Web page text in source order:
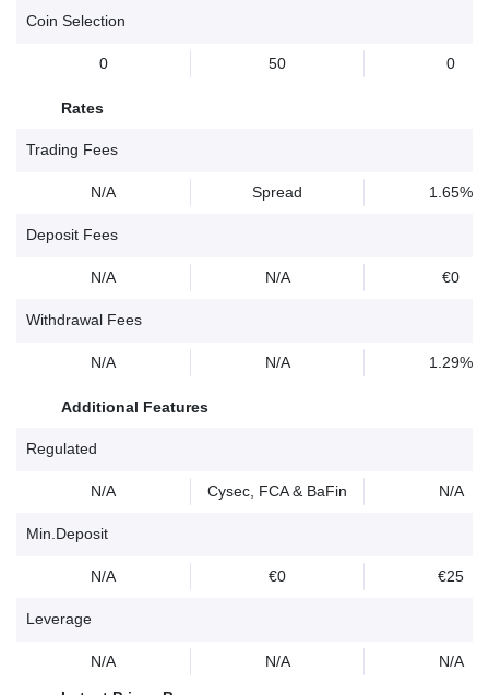
Coin Selection
0 50 0
Rates
Trading Fees
N/A Spread 1.65%
Deposit Fees
N/A N/A €0
Withdrawal Fees
N/A N/A 1.29%
Additional Features
Regulated
N/A Cysec, FCA & BaFin N/A
Min.Deposit
N/A €0 €25
Leverage
N/A N/A N/A